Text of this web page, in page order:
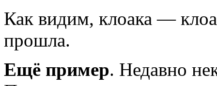
Как видим, клоака —
прошла.
Ещё пример. Недавно